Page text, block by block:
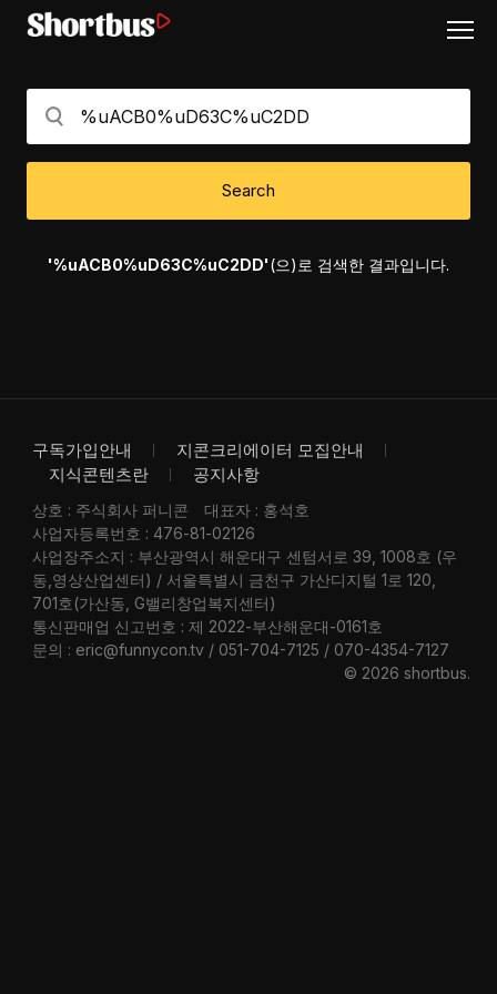
Search
'%uACB0%uD63C%uC2DD'(으)로 검색한 결과입니다.
구독가입안내
지콘크리에이터 모집안내
지식콘텐츠란
공지사항
상호 : 주식회사 퍼니콘
대표자 : 홍석호
사업자등록번호 : 476-81-02126
사업장주소지 : 부산광역시 해운대구 센텀서로 39, 1008호 (우
동,영상산업센터) / 서울특별시 금천구 가산디지털 1로 120,
701호(가산동, G밸리창업복지센터)
통신판매업 신고번호 : 제 2022-부산해운대-0161호
문의 : eric@funnycon.tv / 051-704-7125 / 070-4354-7127
© 2026 shortbus.